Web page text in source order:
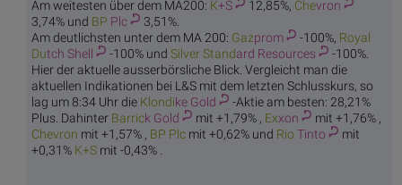
Am weitesten über dem MA200: K+S 12,85%, Chevron
3,74% und BP Plc
3,51%.
Am deutlichsten unter dem MA 200: Gazprom -100%, Royal
Dutch Shell -100% und Silver Standard Resources
-100%.
Hier der aktuelle ausserbörsliche Blick. Vergleicht man die
aktuellen Indikationen bei L&S mit dem letzten Schlusskurs, so
lag um 8:34 Uhr die Klondike Gold
-Aktie am besten: 28,21%
Plus. Dahinter Barrick Gold mit +1,79% , Exxon
mit +1,76% ,
Chevron mit +1,57% , BP Plc mit +0,62% und RioTinto
mit
+0,31% K+S mit -0,43% .